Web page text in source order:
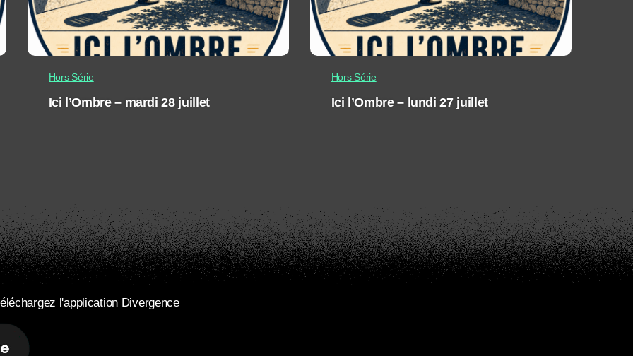
Hors Série
Ici l’Ombre – mardi 28 juillet
Hors Série
Ici l’Ombre – lundi 27 juillet
l'application Divergence